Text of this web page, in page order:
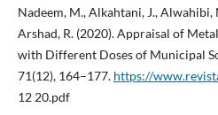
Nadeem, M., Alkahtani, J., Alwahibi,
Arshad, R. (2020). Appraisal of
with Different Doses of Municipal
71(12), 164–177. https://
12 20.pdf